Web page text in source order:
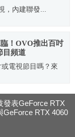
，內建聯發...
！OVO推出百吋
目頻道
電視節目嗎？來
發表GeForce RTX
GeForce RTX 4060